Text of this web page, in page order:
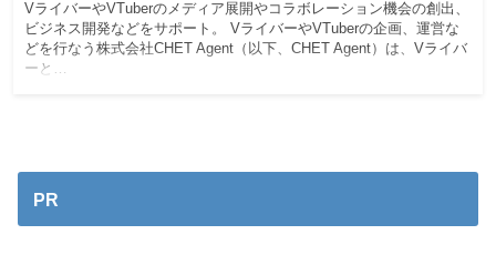
VライバーやVTuberのメディア展開やコラボレーション機会の創出、
ビジネス開発などをサポート。 VライバーやVTuberの企画、運営な
どを行なう株式会社CHET Agent（以下、CHET Agent）は、Vライバ
ーと…
PR